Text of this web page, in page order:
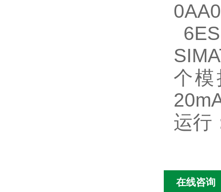
个模
运行
在线咨询